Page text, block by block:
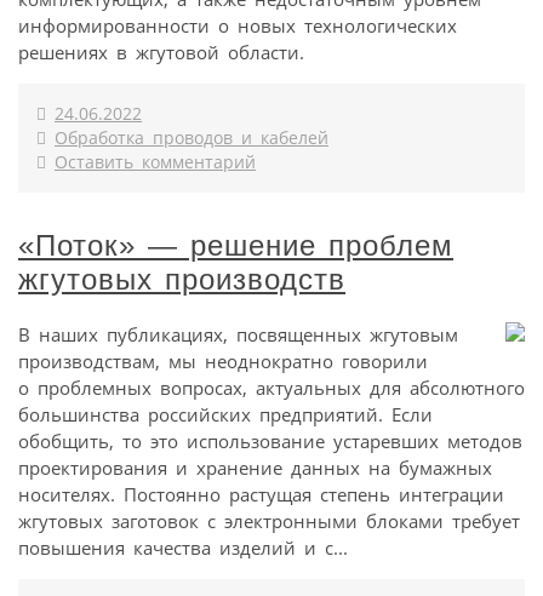
информированности о новых технологических
решениях в жгутовой области.
24.06.2022
Обработка проводов и кабелей
Оставить комментарий
«Поток» — решение проблем
жгутовых производств
В наших публикациях, посвященных жгутовым
производствам, мы неоднократно говорили
о проблемных вопросах, актуальных для абсолютного
большинства российских предприятий. Если
обобщить, то это использование устаревших методов
проектирования и хранение данных на бумажных
носителях. Постоянно растущая степень интеграции
жгутовых заготовок с электронными блоками требует
повышения качества изделий и с...